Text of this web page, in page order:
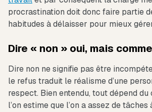
procrastination doit donc faire partie
habitudes à délaisser pour mieux
Dire « non » oui, mais
Dire non ne signifie pas être
le refus traduit le réalisme d’une
respect. Bien entendu, tout dépend du
l’on estime que l’on a assez de tâches